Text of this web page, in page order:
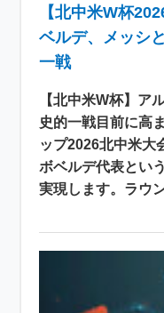
【北中米W杯
ベルデ、メッシ
一戦
【北中米W杯】ア
史的一戦目前に高
ップ2026北中米大
ボベルデ代表とい
実現します。ラウ